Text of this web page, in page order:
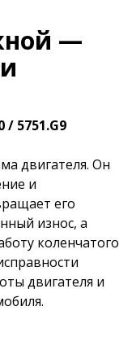
—
/ 5751.G9
двигателя. Он
и
его
износ, а
коленчатого
двигателя и